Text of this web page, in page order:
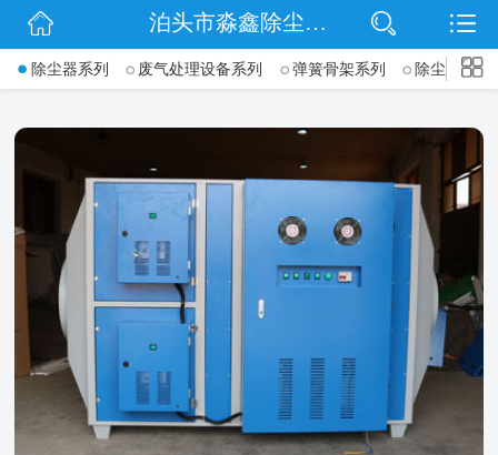
网站首页
泊头市淼鑫除尘配件销售处
除尘器系列 废气处理设备系列 弹簧骨架系列 除尘骨架(